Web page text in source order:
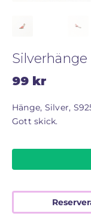
Silverhänge
99 kr
Hänge, Silver,
Gott skick.